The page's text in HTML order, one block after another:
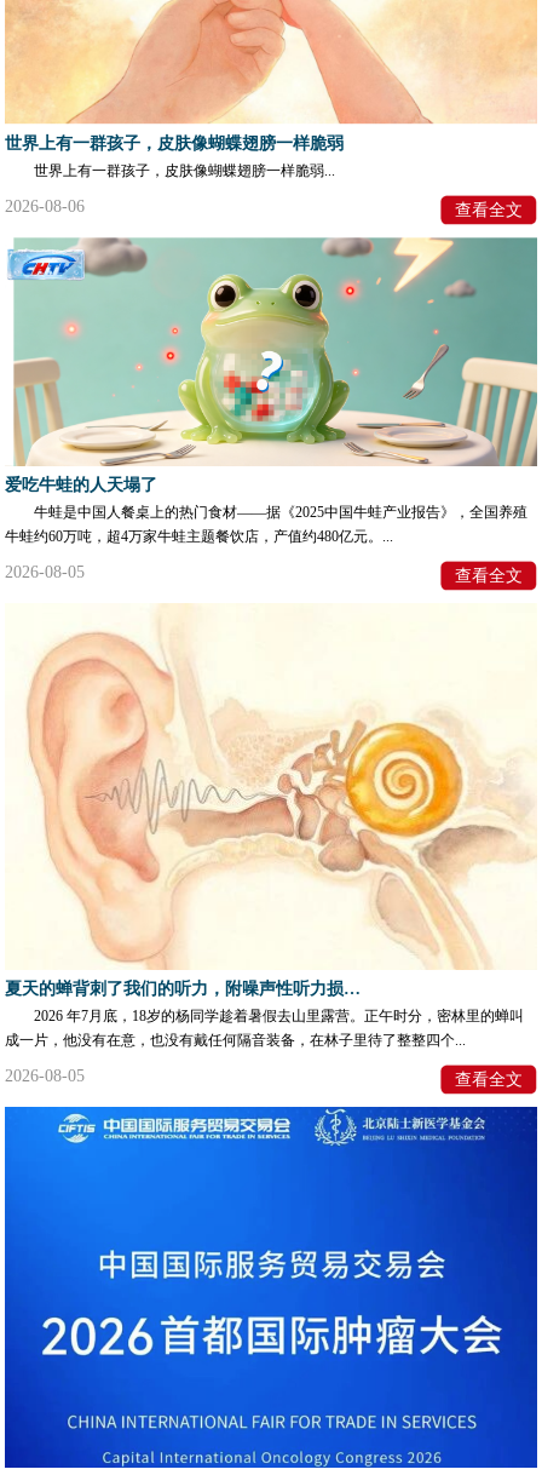
世界上有一群孩子，皮肤像蝴蝶翅膀一样脆弱
世界上有一群孩子，皮肤像蝴蝶翅膀一样脆弱...
2026-08-06 查看全文
爱吃牛蛙的人天塌了
牛蛙是中国人餐桌上的热门食材——据《2025中国牛蛙产业报告》，全国养殖
牛蛙约60万吨，超4万家牛蛙主题餐饮店，产值约480亿元。...
2026-08-05 查看全文
夏天的蝉背刺了我们的听力，附噪声性听力损失预警信号自测清单
​2026 年7月底，18岁的杨同学趁着暑假去山里露营。正午时分，密林里的蝉叫
成一片，他没有在意，也没有戴任何隔音装备，在林子里待了整整四个...
2026-08-05 查看全文